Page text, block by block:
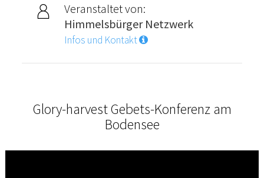
Veranstaltet von:
Himmelsbürger Netzwerk
Infos und Kontakt
Glory-harvest Gebets-Konferenz am
Bodensee